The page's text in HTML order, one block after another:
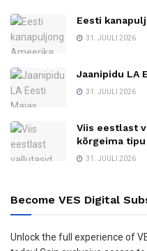
Eesti
31. JUULI 2026
Jaanipidu LA
31. JUULI 2026
Viis eestlast
kõrgeima tipu
31. JUULI 2026
Become VES Digital
Unlock the full experience of